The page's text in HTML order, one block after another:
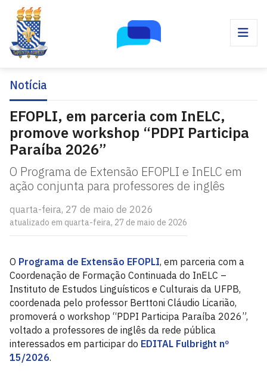
Notícia
EFOPLI, em parceria com InELC,
promove workshop “PDPI Participa
Paraíba 2026”
O Programa de Extensão EFOPLI e InELC em
ação conjunta para professores de inglês
quarta-feira, 27 de maio de 2026
atualizado em quarta-feira, 27 de maio de 2026
O Programa de Extensão EFOPLI, em parceria com a
Coordenação de Formação Continuada do InELC –
Instituto de Estudos Linguísticos e Culturais da UFPB,
coordenada pelo professor Berttoni Cláudio Licarião,
promoverá o workshop “PDPI Participa Paraíba 2026”,
voltado a professores de inglês da rede pública
interessados em participar do EDITAL Fulbright nº
15/2026.